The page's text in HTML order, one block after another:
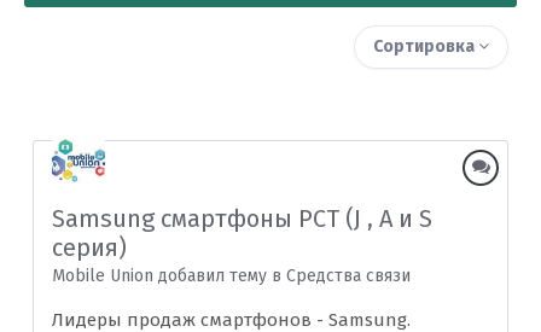
Сортировка
Samsung смартфоны РСТ (J , A и S
серия)
Mobile Union добавил тему в Средства связи
Лидеры продаж смартфонов - Samsung.